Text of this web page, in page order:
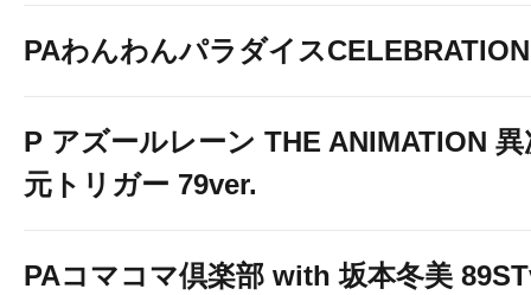
PAわんわんパラダイスCELEBRATION
P アズールレーン THE ANIMATION 異
元トリガー 79ver.
PAコマコマ倶楽部 with 坂本冬美